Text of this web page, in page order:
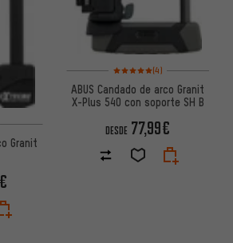
5 de 5 basada en 3 reseñas
Granit
Valoración media: 5 de 5
(4)
ABUS Candado de arco Granit
X-Plus 540 con soporte SH B
DESDE 77,99€